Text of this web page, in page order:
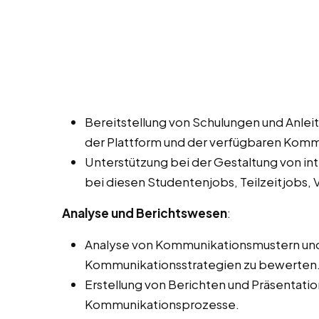
Bereitstellung von Schulungen und
der Plattform und der verfügbaren
Unterstützung bei der Gestaltung von
bei diesen Studentenjobs, Teilzeitjobs,
Analyse und Berichtswesen:
Analyse von Kommunikationsmustern
Kommunikationsstrategien zu
Erstellung von Berichten und
Kommunikationsprozesse.